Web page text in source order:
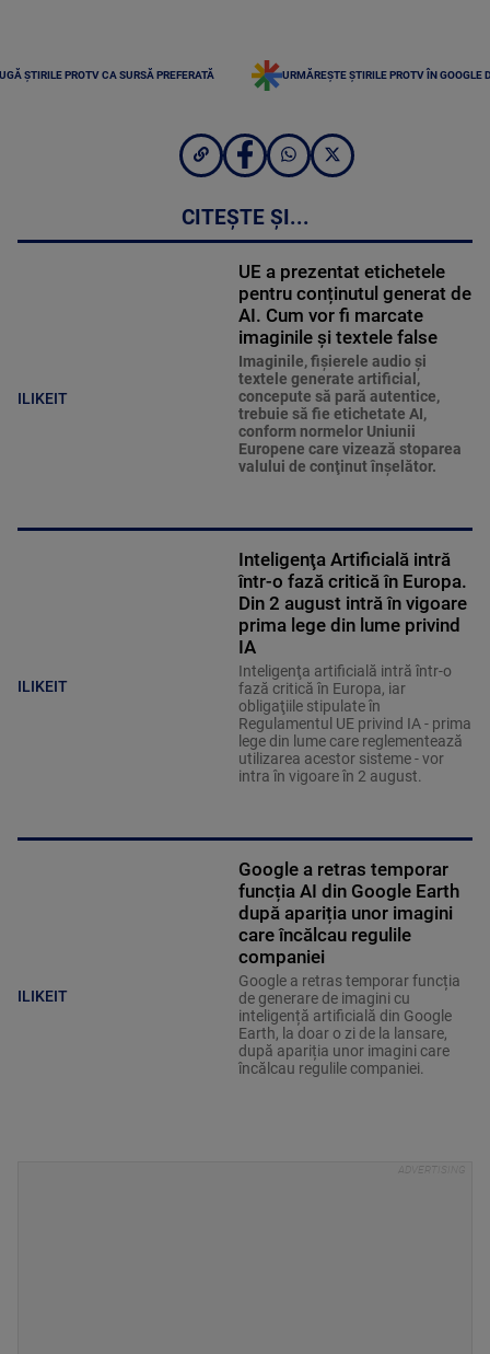
ȘTIRILE PROTV CA SURSĂ PREFERATĂ URMĂREȘTE ȘTIRILE PROTV ÎN GOOGLE
CITEȘTE ȘI...
ILIKEIT
UE a prezentat etichetele
pentru conținutul generat de
AI. Cum vor fi marcate
imaginile și textele false
Imaginile, fişierele audio şi
textele generate artificial,
concepute să pară autentice,
trebuie să fie etichetate AI,
conform normelor Uniunii
Europene care vizează stoparea
valului de conţinut înşelător.
ILIKEIT
Inteligenţa Artificială intră
într-o fază critică în Europa.
Din 2 august intră în vigoare
prima lege din lume privind
IA
Inteligenţa artificială intră într-o
fază critică în Europa, iar
obligaţiile stipulate în
Regulamentul UE privind IA - prima
lege din lume care reglementează
utilizarea acestor sisteme - vor
intra în vigoare în 2 august.
ILIKEIT
Google a retras temporar
funcția AI din Google Earth
după apariția unor imagini
care încălcau regulile
companiei
Google a retras temporar funcția
de generare de imagini cu
inteligență artificială din Google
Earth, la doar o zi de la lansare,
după apariția unor imagini care
încălcau regulile companiei.